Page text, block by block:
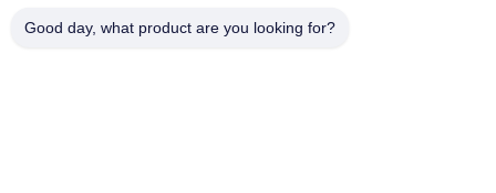
Good day, what product are you looking for?